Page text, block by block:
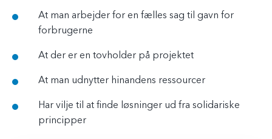
At man arbejder for en fælles sag til gavn for
forbrugerne
At der er en tovholder på projektet
At man udnytter hinandens ressourcer
Har vilje til at finde løsninger ud fra solidariske
principper